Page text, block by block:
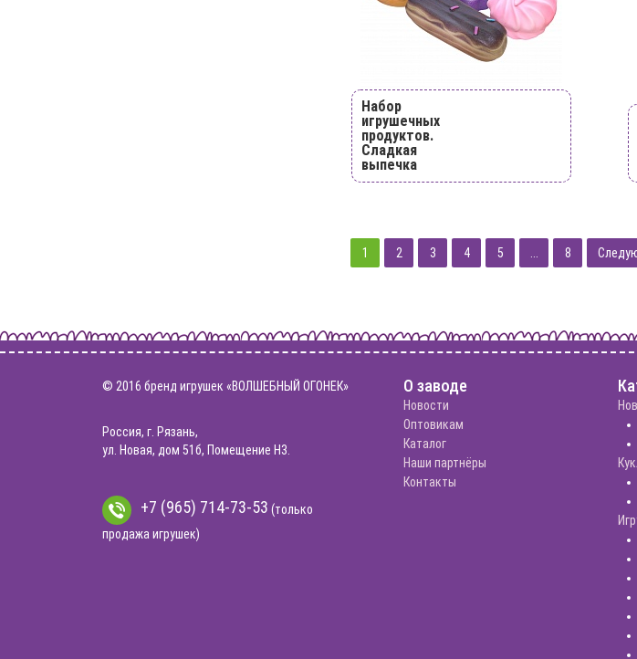
Набор
игрушечных
продуктов.
Сладкая
выпечка
1 2 3 4 5 8
© 2016 бренд игрушек «ВОЛШЕБНЫЙ ОГОНЕК»
Россия, г. Рязань,
ул. Новая, дом 51б, Помещение Н3.
+7 (965) 714-73-53 (только
продажа игрушек)
О заводе
Новости
Оптовикам
Каталог
Наши партнёры
Контакты